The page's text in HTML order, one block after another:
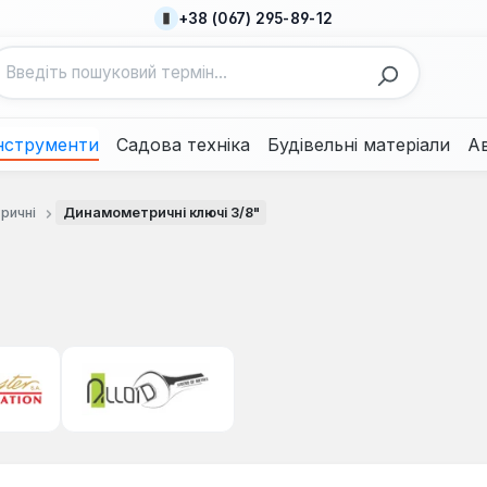
+38 (067) 295-89-12
Садова техніка Будівельні матеріали
Динамометричні ключі 3/8"